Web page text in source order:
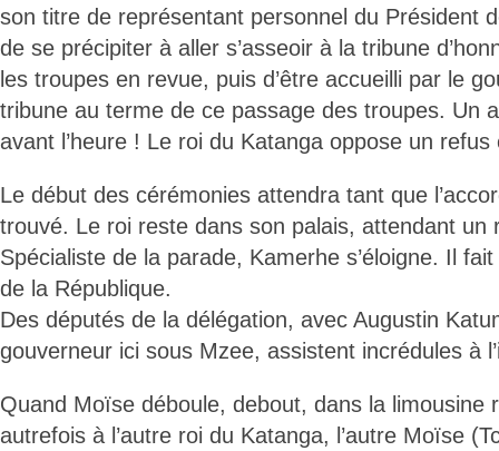
son titre de représentant personnel du Président
de se précipiter à aller s’asseoir à la tribune
les troupes en revue, puis d’être accueilli par le
tribune au terme de ce passage des troupes. Un
avant l’heure ! Le roi du Katanga oppose un refus
Le début des cérémonies attendra tant que
trouvé. Le roi reste dans son palais, attendant un
Spécialiste de la parade, Kamerhe s’éloigne. Il
de la République.
Des députés de la délégation, avec Augustin
gouverneur ici sous Mzee, assistent incrédules à
Quand Moïse déboule, debout, dans la limousine
autrefois à l’autre roi du Katanga, l’autre Moïse